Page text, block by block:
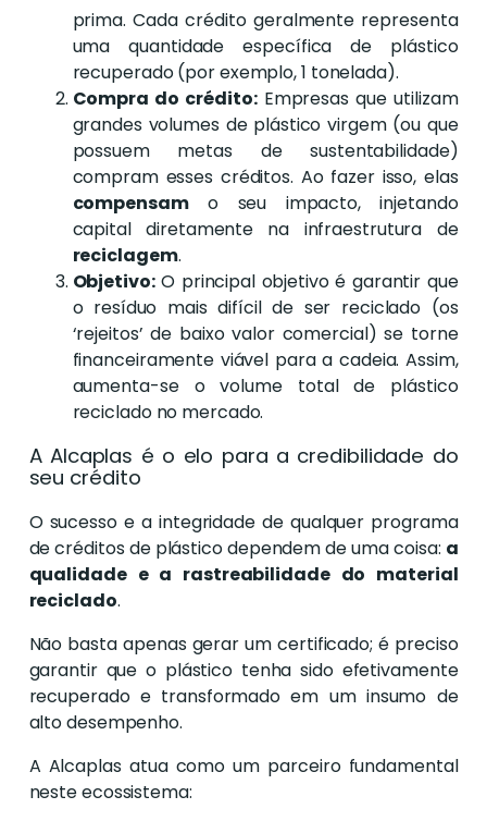
prima. Cada crédito geralmente representa
uma quantidade específica de plástico
recuperado (por exemplo, 1 tonelada).
Compra do crédito:Empresas que utilizam
grandes volumes de plástico virgem (ou que
possuem metas de sustentabilidade)
compram esses créditos. Ao fazer isso, elas
compensamo seu impacto, injetando
capital diretamente na infraestrutura de
reciclagem.
Objetivo:O principal objetivo é garantir que
o resíduo mais difícil de ser reciclado (os
‘rejeitos’ de baixo valor comercial) se torne
financeiramente viável para a cadeia. Assim,
aumenta-se o volume total de plástico
reciclado no mercado.
A Alcaplas é o elo para a credibilidade do
seu crédito
O sucesso e a integridade de qualquer programa
de créditos de plástico dependem de uma coisa: a
qualidade e a rastreabilidade do material
reciclado.
Não basta apenas gerar um certificado; é preciso
garantir que o plástico tenha sido efetivamente
recuperado e transformado em um insumo de
alto desempenho.
A Alcaplas atua como um parceiro fundamental
neste ecossistema: